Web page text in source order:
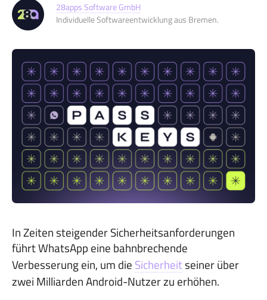
28apps Software GmbH
Individuelle Softwareentwicklung aus Bremen.
In Zeiten steigender Sicherheitsanforderungen
führt WhatsApp eine bahnbrechende
Verbesserung ein, um die Sicherheitseiner über
zwei Milliarden Android-Nutzer zu erhöhen.